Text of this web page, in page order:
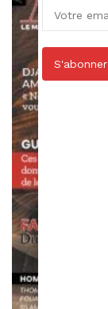
S'abonner